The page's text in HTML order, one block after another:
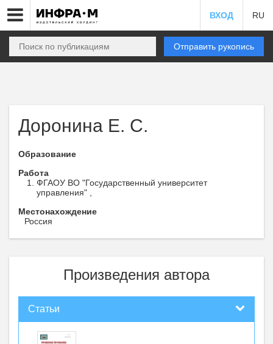
ВХОД RU
Отправить рукопись
Доронина Е. С.
Образование
Работа
ФГАОУ ВО "Государственный университет
управления" ,
Местонахождение
Россия
Произведения автора
Статьи